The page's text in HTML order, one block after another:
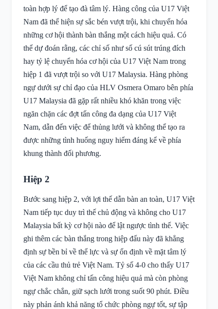
toàn hợp lý để tạo đà tâm lý. Hàng công của U17 Việt
Nam đã thể hiện sự sắc bén vượt trội, khi chuyển hóa
những cơ hội thành bàn thắng một cách hiệu quả. Có
thể dự đoán rằng, các chỉ số như số cú sút trúng đích
hay tỷ lệ chuyển hóa cơ hội của U17 Việt Nam trong
hiệp 1 đã vượt trội so với U17 Malaysia. Hàng phòng
ngự dưới sự chỉ đạo của HLV Osmera Omaro bên phía
U17 Malaysia đã gặp rất nhiều khó khăn trong việc
ngăn chặn các đợt tấn công đa dạng của U17 Việt
Nam, dẫn đến việc để thủng lưới và không thể tạo ra
được những tình huống nguy hiểm đáng kể về phía
khung thành đối phương.
Hiệp 2
Bước sang hiệp 2, với lợi thế dẫn bàn an toàn, U17 Việt
Nam tiếp tục duy trì thế chủ động và không cho U17
Malaysia bất kỳ cơ hội nào để lật ngược tình thế. Việc
ghi thêm các bàn thắng trong hiệp đấu này đã khẳng
định sự bền bỉ về thể lực và sự ổn định về mặt tâm lý
của các cầu thủ trẻ Việt Nam. Tỷ số 4-0 cho thấy U17
Việt Nam không chỉ tấn công hiệu quả mà còn phòng
ngự chắc chắn, giữ sạch lưới trong suốt 90 phút. Điều
này phản ánh khả năng tổ chức phòng ngự tốt, sự tập